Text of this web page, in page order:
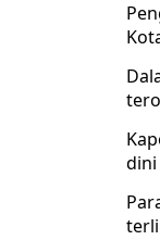
dini